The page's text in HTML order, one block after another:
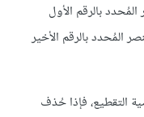
العنصر المُحدد بالرقم الأول
المُحدد بالرقم الأخير
التقطيع، فإذا حُذف